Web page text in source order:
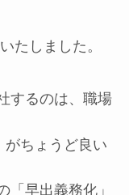
たしました。
するのは、職場
がちょうど良い
「早出義務化」